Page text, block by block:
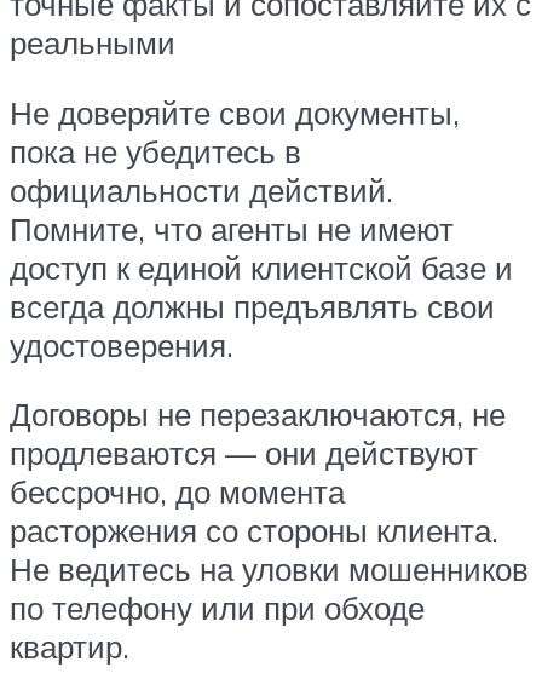
реальными
Не доверяйте свои документы,
пока не убедитесь в
официальности действий.
Помните, что агенты не имеют
доступ к единой клиентской базе и
всегда должны предъявлять свои
удостоверения.
Договоры не перезаключаются, не
продлеваются — они действуют
бессрочно, до момента
расторжения со стороны клиента.
Не ведитесь на уловки мошенников
по телефону или при обходе
квартир.